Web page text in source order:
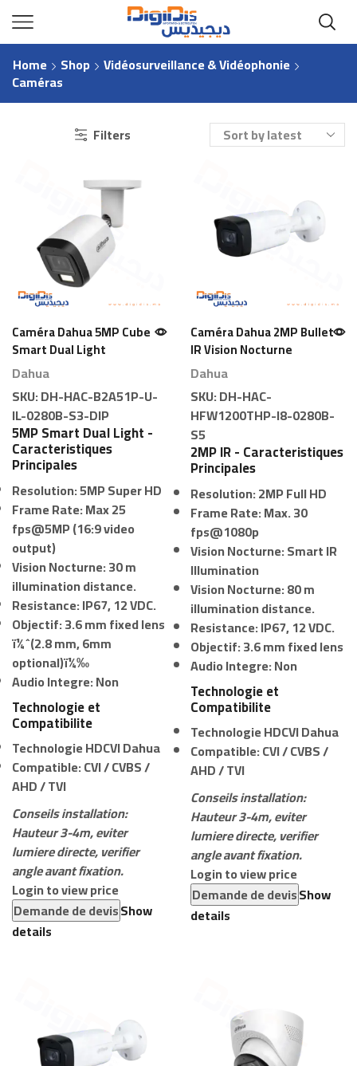
Home Shop Vidéosurveillance & Vidéophonie
Caméras
Filters
Caméra Dahua 5MP Cube
Smart Dual Light
Dahua
SKU:DH-HAC-B2A51P-U-
IL-0280B-S3-DIP
5MP Smart Dual Light -
Caracteristiques
Principales
Resolution:5MP Super HD
Frame Rate:Max 25
fps@5MP (16:9 video
output)
Vision Nocturne:30 m
illumination distance.
Resistance:IP67, 12 VDC.
Objectif:3.6 mm fixed lens
ï¼ˆ(2.8 mm, 6mm
optional)ï¼‰
Audio Integre:Non
Technologie et
Compatibilite
Technologie HDCVI Dahua
Compatible: CVI / CVBS /
AHD / TVI
Conseils installation:
Hauteur 3-4m, eviter
lumiere directe, verifier
angle avant fixation.
Login to view price
Demande de devisShow
details
Caméra Dahua 2MP Bullet
IR Vision Nocturne
Dahua
SKU:DH-HAC-
HFW1200THP-I8-0280B-
S5
2MP IR - Caracteristiques
Principales
Resolution:2MP Full HD
Frame Rate:Max. 30
fps@1080p
Vision Nocturne:Smart IR
Illumination
Vision Nocturne:80 m
illumination distance.
Resistance:IP67, 12 VDC.
Objectif:3.6 mm fixed lens
Audio Integre:Non
Technologie et
Compatibilite
Technologie HDCVI Dahua
Compatible: CVI / CVBS /
AHD / TVI
Conseils installation:
Hauteur 3-4m, eviter
lumiere directe, verifier
angle avant fixation.
Login to view price
Demande de devisShow
details